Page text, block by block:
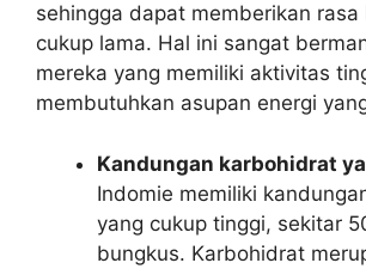
sehingga dapat memberikan rasa
cukup lama. Hal ini sangat
mereka yang memiliki aktivitas
membutuhkan asupan energi
Kandungan karbohidrat
Indomie memiliki
yang cukup tinggi, sekitar
bungkus. Karbohidrat